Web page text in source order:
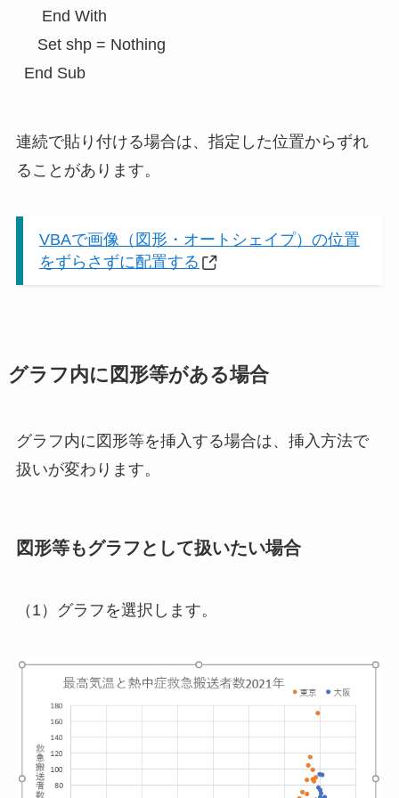
    End With
   Set shp = Nothing
End Sub
連続で貼り付ける場合は、指定した位置からずれ
ることがあります。
VBAで画像（図形・オートシェイプ）の位置
をずらさずに配置する
グラフ内に図形等がある場合
グラフ内に図形等を挿入する場合は、挿入方法で
扱いが変わります。
図形等もグラフとして扱いたい場合
（1）グラフを選択します。